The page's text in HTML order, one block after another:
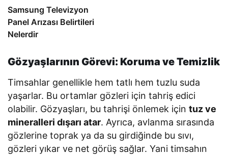
Samsung Televizyon
Panel Arızası Belirtileri
Nelerdir
Gözyaşlarının Görevi: Koruma ve Temizlik
Timsahlar genellikle hem tatlı hem tuzlu suda
yaşarlar. Bu ortamlar gözleri için tahriş edici
olabilir. Gözyaşları, bu tahrişi önlemek içintuz ve
mineralleri dışarı atar. Ayrıca, avlanma sırasında
gözlerine toprak ya da su girdiğinde bu sıvı,
gözleri yıkar ve net görüş sağlar. Yani timsahın